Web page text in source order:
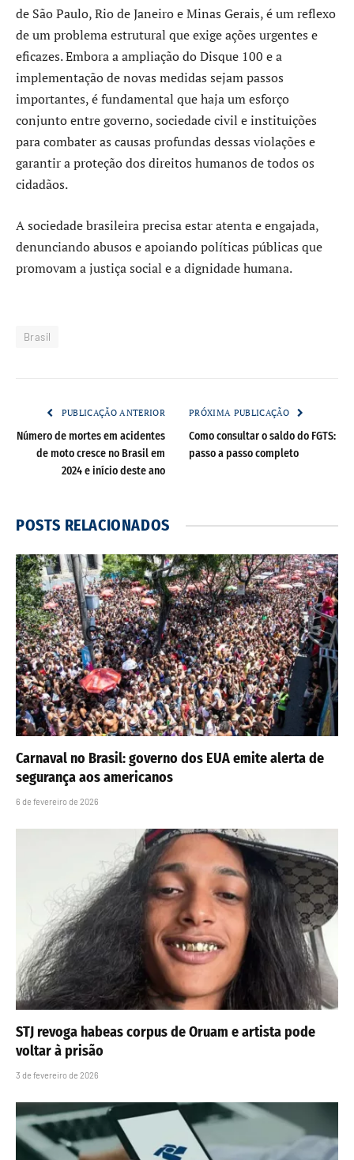
de São Paulo, Rio de Janeiro e Minas Gerais, é um reflexo
de um problema estrutural que exige ações urgentes e
eficazes. Embora a ampliação do Disque 100 e a
implementação de novas medidas sejam passos
importantes, é fundamental que haja um esforço
conjunto entre governo, sociedade civil e instituições
para combater as causas profundas dessas violações e
garantir a proteção dos direitos humanos de todos os
cidadãos.
A sociedade brasileira precisa estar atenta e engajada,
denunciando abusos e apoiando políticas públicas que
promovam a justiça social e a dignidade humana.
Brasil
PUBLICAÇÃO ANTERIOR
Número de mortes em acidentes
de moto cresce no Brasil em
2024 e início deste ano
PRÓXIMA PUBLICAÇÃO
Como consultar o saldo do FGTS:
passo a passo completo
POSTS RELACIONADOS
Carnaval no Brasil: governo dos EUA emite alerta de
segurança aos americanos
6 de fevereiro de 2026
STJ revoga habeas corpus de Oruam e artista pode
voltar à prisão
3 de fevereiro de 2026